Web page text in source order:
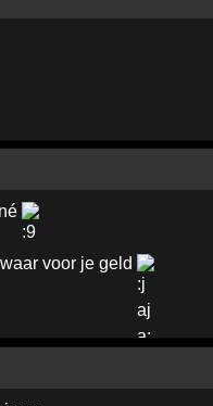
voor je geld